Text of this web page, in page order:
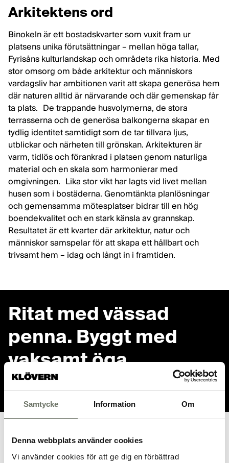
Samtycke Information Om
Denna webbplats använder cookies
Vi använder cookies för att ge dig en förbättrad
Arkitektens ord
Binokeln är ett bostadskvarter som vuxit fram ur
platsens unika förutsättningar – mellan höga tallar,
Fyrisåns kulturlandskap och områdets rika historia. Med
stor omsorg om både arkitektur och människors
vardagsliv har ambitionen varit att skapa generösa hem
där naturen alltid är närvarande och där gemenskap får
ta plats. De trappande husvolymerna, de stora
terrasserna och de generösa balkongerna skapar en
tydlig identitet samtidigt som de tar tillvara ljus,
utblickar och närheten till grönskan. Arkitekturen är
varm, tidlös och förankrad i platsen genom naturliga
material och en skala som harmonierar med
omgivningen. Lika stor vikt har lagts vid livet mellan
husen som i bostäderna. Genomtänkta planlösningar
och gemensamma mötesplatser bidrar till en hög
boendekvalitet och en stark känsla av grannskap.
Resultatet är ett kvarter där arkitektur, natur och
människor samspelar för att skapa ett hållbart och
trivsamt hem – idag och långt in i framtiden.
Ritat med vässad
penna. Byggt med
vaksamt öga.